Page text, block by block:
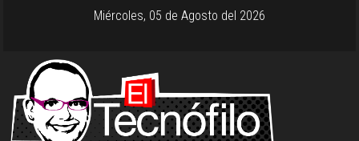
Miércoles, 05 de Agosto del 2026